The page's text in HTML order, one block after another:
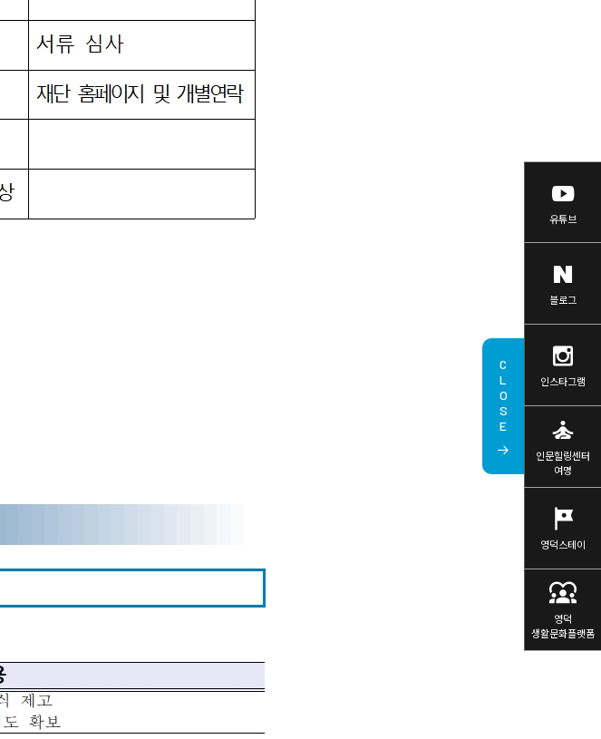
유튜브
블로그
인스타그램
self_improvement
인문힐링센터
여명
tour
영덕스테이
diversity_1
영덕
생활문화플랫폼
CLOSE